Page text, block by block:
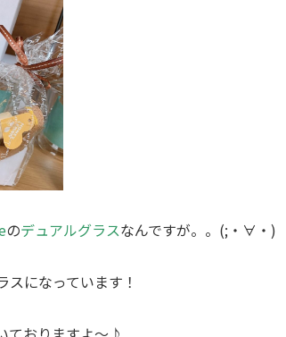
のデュアルグラスなんですが。。(;・∀・)
になっています！